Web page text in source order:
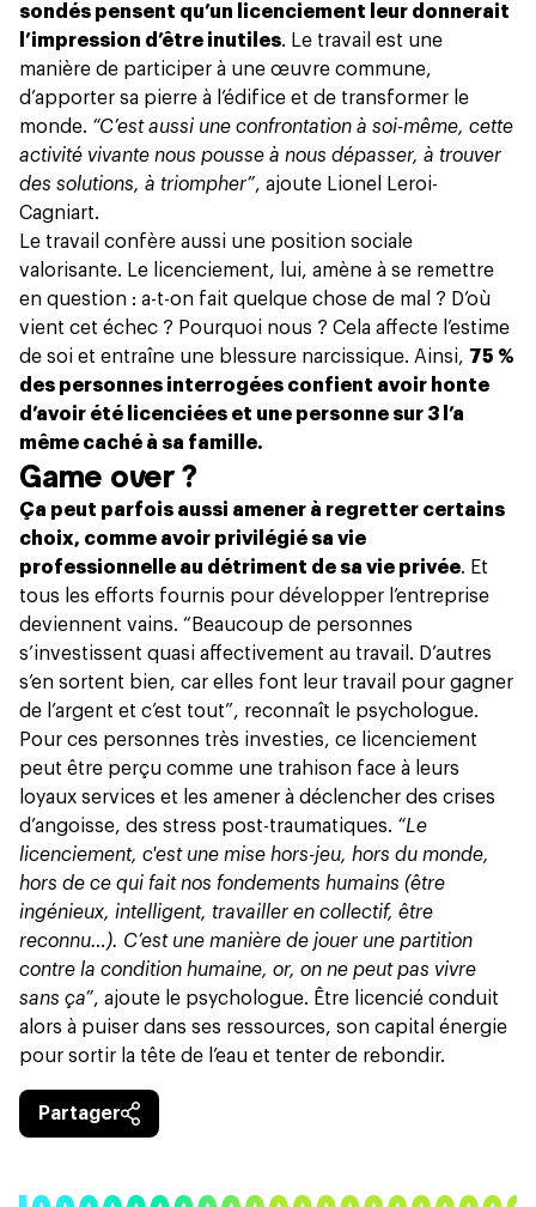
sondés pensent qu’un licenciement leur donnerait
l’impression d’être inutiles. Le travail est une
manière de participer à une œuvre commune,
d’apporter sa pierre à l’édifice et de transformer le
monde. “C’est aussi une confrontation à soi-même, cette
activité vivante nous pousse à nous dépasser, à trouver
des solutions, à triompher”, ajoute Lionel Leroi-
Cagniart.
Le travail confère aussi une position sociale
valorisante. Le licenciement, lui, amène à se remettre
en question : a-t-on fait quelque chose de mal ? D’où
vient cet échec ? Pourquoi nous ? Cela affecte l’estime
de soi et entraîne une blessure narcissique. Ainsi, 75 %
des personnes interrogées confient avoir honte
d’avoir été licenciées et une personne sur 3 l’a
même caché à sa famille.
Game over ?
Ça peut parfois aussi amener à regretter certains
choix, comme avoir privilégié sa vie
professionnelle au détriment de sa vie privée. Et
tous les efforts fournis pour développer l’entreprise
deviennent vains. “Beaucoup de personnes
s’investissent quasi affectivement au travail. D’autres
s’en sortent bien, car elles font leur travail pour gagner
de l’argent et c’est tout”, reconnaît le psychologue.
Pour ces personnes très investies, ce licenciement
peut être perçu comme une trahison face à leurs
loyaux services et les amener à déclencher des crises
d’angoisse, des stress post-traumatiques. “Le
licenciement, c'est une mise hors-jeu, hors du monde,
hors de ce qui fait nos fondements humains (être
ingénieux, intelligent, travailler en collectif, être
reconnu…). C’est une manière de jouer une partition
contre la condition humaine, or, on ne peut pas vivre
sans ça”, ajoute le psychologue. Être licencié conduit
alors à puiser dans ses ressources, son capital énergie
pour sortir la tête de l’eau et tenter de rebondir.
Partager